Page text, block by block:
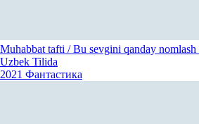
Muhabbat tafti / Bu sevgini qanday
Uzbek Tilida
2021 Фантастика